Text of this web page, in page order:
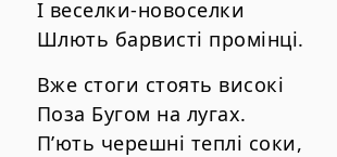
І веселки-новоселки
Шлють барвисті промінці.
Вже стоги стоять високі
Поза Бугом на лугах.
П’ють черешні теплі соки,